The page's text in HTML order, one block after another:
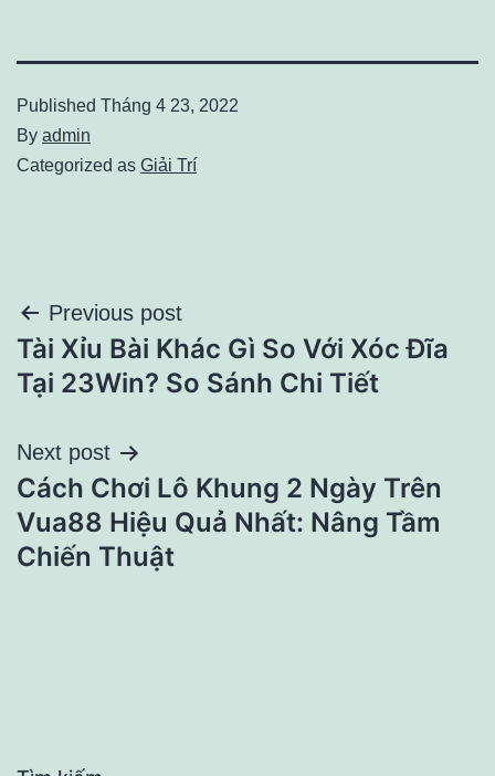
Published Tháng 4 23, 2022
By admin
Categorized as Giải Trí
Điều
hướng
viết
Previous post
Tài Xỉu Bài Khác Gì So Với Xóc Đĩa
Tại 23Win? So Sánh Chi Tiết
Next post
Cách Chơi Lô Khung 2 Ngày Trên
Vua88 Hiệu Quả Nhất: Nâng Tầm
Chiến Thuật